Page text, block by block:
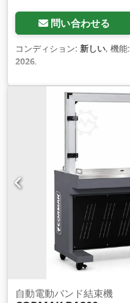
問い合わせる
コンディション: 新しい, 機能:
2026,
自動電動バンド結束機